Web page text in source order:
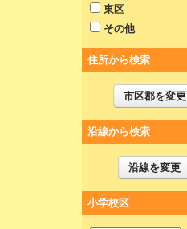
東区
その他
住所から検索
市区郡を変更
沿線から検索
沿線を変更
小学校区